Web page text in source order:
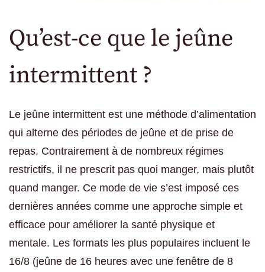
Qu’est-ce que le jeûne
intermittent ?
Le jeûne intermittent est une méthode d’alimentation
qui alterne des périodes de jeûne et de prise de
repas. Contrairement à de nombreux régimes
restrictifs, il ne prescrit pas quoi manger, mais plutôt
quand manger. Ce mode de vie s’est imposé ces
dernières années comme une approche simple et
efficace pour améliorer la santé physique et
mentale. Les formats les plus populaires incluent le
16/8 (jeûne de 16 heures avec une fenêtre de 8